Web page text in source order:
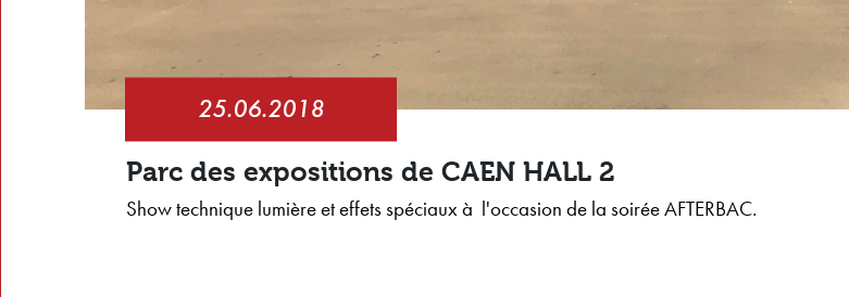
25.06.2018
Parc des expositions de CAEN HALL 2
Show technique lumière et effets spéciaux à l'occasion de la soirée AFTERBAC.